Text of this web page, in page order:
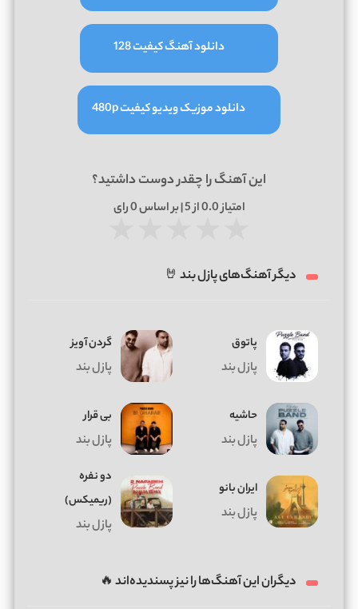
دانلود آهنگ کیفیت 128
دانلود موزیک ویدیو کیفیت 480p
این آهنگ را چقدر دوست داشتید؟
امتیاز0.0از 5 | بر اساس 0رای
دیگر آهنگ‌های پازل بند 🤘
پاتوق
پازل بند
گردن آویز
پازل بند
حاشیه
پازل بند
بی قرار
پازل بند
ایران بانو
پازل بند
دو نفره
(ریمیکس)
پازل بند
دیگران این آهنگ‌ها را نیز پسندیده‌اند 🔥